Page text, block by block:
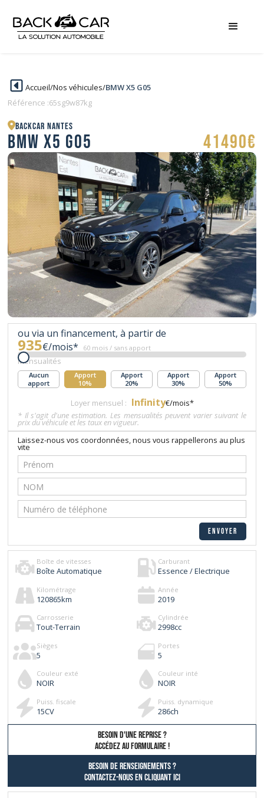
Accueil/Nos véhicules/BMW X5 G05
Référence :65sg9w87kg
BACKCAR Nantes
BMW X5 G05 41490€
ou via un financement, à partir de
935€/mois* 60 mois / sans apport
Mensualités
Aucun
apport
Apport
10%
Apport
20%
Apport
30%
Apport
50%
Loyer mensuel : Infinity€/mois*
* Il s'agit d'une estimation. Les mensualités peuvent varier suivant le
prix du véhicule et les taux en vigueur.
Laissez-nous vos coordonnées, nous vous rappellerons au plus
vite
Boîte de vitesses
Boîte Automatique
Carburant
Essence / Electrique
Kilométrage
120865km
Année
2019
Carrosserie
Tout-Terrain
Cylindrée
2998cc
Sièges
5
Portes
5
Couleur exté
NOIR
Couleur inté
NOIR
Puiss. fiscale
15CV
Puiss. dynamique
286ch
besoin d'une reprise ?
AccÉdez au formulaire !
Besoin de renseignements ?
contactez-nous en cliquant ici